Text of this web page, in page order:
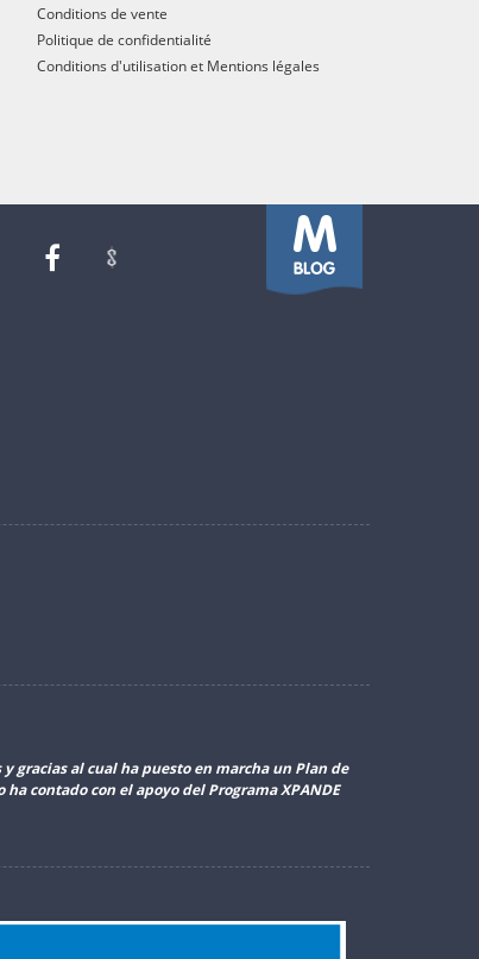
Conditions de vente
Politique de confidentialité
Conditions d'utilisation et Mentions légales
gracias al cual ha puesto en marcha un Plan de
contado con el apoyo del Programa XPANDE